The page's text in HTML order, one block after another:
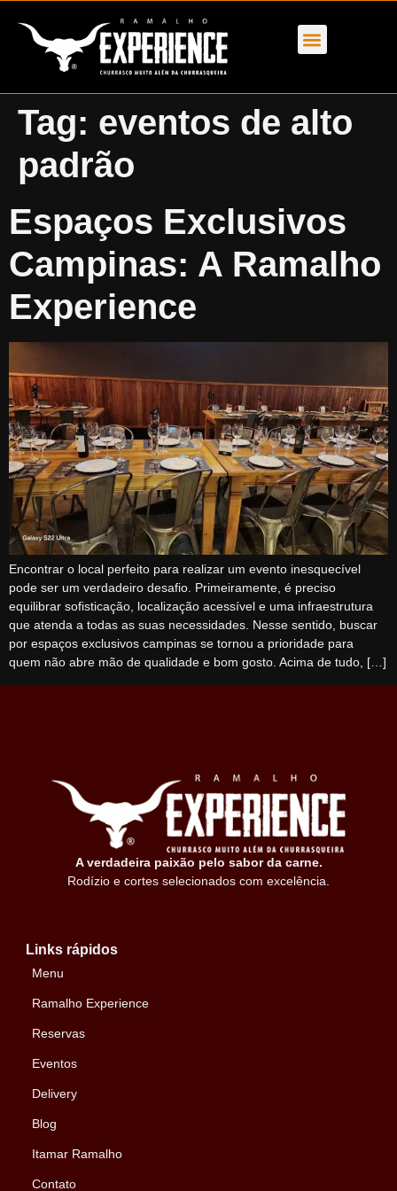
Tag: eventos de alto
padrão
Espaços Exclusivos
Campinas: A Ramalho
Experience
Encontrar o local perfeito para realizar um evento inesquecível
pode ser um verdadeiro desafio. Primeiramente, é preciso
equilibrar sofisticação, localização acessível e uma infraestrutura
que atenda a todas as suas necessidades. Nesse sentido, buscar
por espaços exclusivos campinas se tornou a prioridade para
quem não abre mão de qualidade e bom gosto. Acima de tudo, […]
A verdadeira paixão pelo sabor da carne.
Rodízio e cortes selecionados com excelência.
Links rápidos
Menu
Ramalho Experience
Reservas
Eventos
Delivery
Blog
Itamar Ramalho
Contato